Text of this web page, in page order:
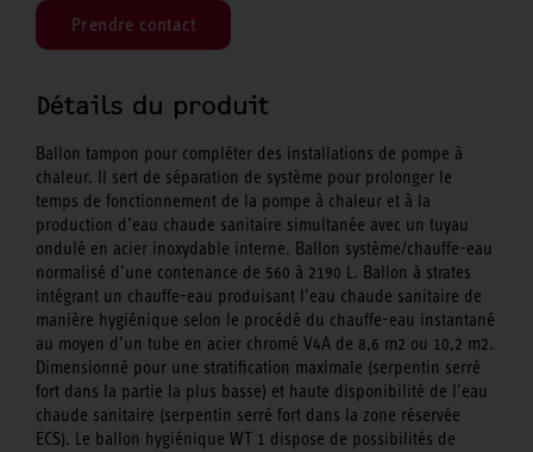
Prendre contact
Détails du produit
Ballon tampon pour compléter des installations de pompe à
chaleur. Il sert de séparation de système pour prolonger le
temps de fonctionnement de la pompe à chaleur et à la
production d’eau chaude sanitaire simultanée avec un tuyau
ondulé en acier inoxydable interne. Ballon système/chauffe-eau
normalisé d’une contenance de 560 à 2190 L. Ballon à strates
intégrant un chauffe-eau produisant l’eau chaude sanitaire de
manière hygiénique selon le procédé du chauffe-eau instantané
au moyen d’un tube en acier chromé V4A de 8,6 m2 ou 10,2 m2.
Dimensionné pour une stratification maximale (serpentin serré
fort dans la partie la plus basse) et haute disponibilité de l’eau
chaude sanitaire (serpentin serré fort dans la zone réservée
ECS). Le ballon hygiénique WT 1 dispose de possibilités de